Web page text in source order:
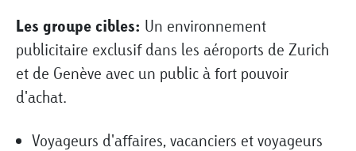
Les groupe cibles: Un environnement
publicitaire exclusif dans les aéroports de Zurich
et de Genève avec un public à fort pouvoir
d'achat.
Voyageurs d'affaires, vacanciers et voyageurs